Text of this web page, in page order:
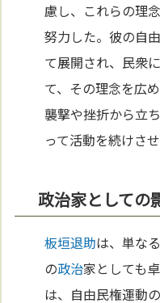
慮し、これらの理
努力した。彼の自
て展開され、民衆
て、その理念を広
襲撃や挫折から立
って活動を続けさ
政治家としての
板垣退助は、単な
の政治家としても
は、自由民権運動